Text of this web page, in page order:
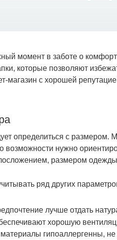
момент в заботе о
которые позволяют
магазин с хорошей
определиться с размером.
нужно
размером
ряд других
лучше отдать
хорошую
гипоаллергенны,